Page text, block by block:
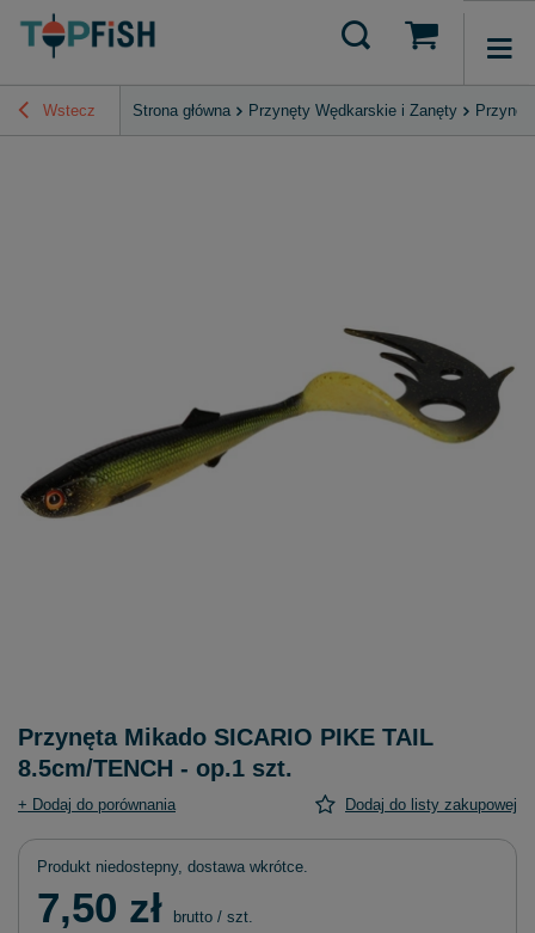
Wstecz Strona główna Przynęty Wędkarskie i Zanęty
Przynęta Mikado SICARIO PIKE TAIL
8.5cm/TENCH - op.1 szt.
+ Dodaj do porównania Dodaj do listy zakupowej
Produkt niedostepny, dostawa wkrótce
7,50 zł brutto / szt.